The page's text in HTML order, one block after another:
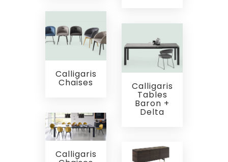
Calligaris
Chaises Calligaris
Tables
Baron +
Delta
Calligaris